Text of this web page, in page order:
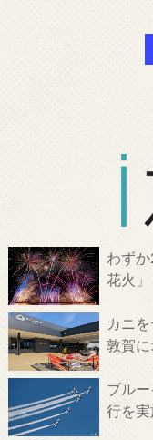
わず
花火」
カニ
敦賀
ブル
行を